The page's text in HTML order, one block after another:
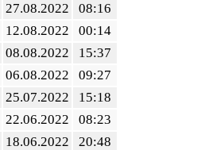
27.08.2022
08:16
12.08.2022
00:14
08.08.2022
15:37
06.08.2022
09:27
25.07.2022
15:18
22.06.2022
08:23
18.06.2022
20:48